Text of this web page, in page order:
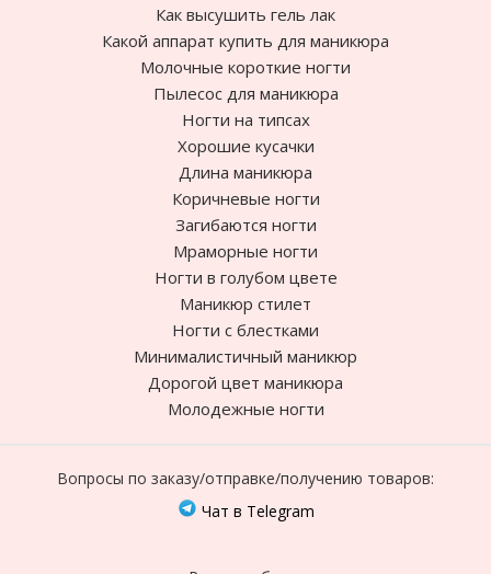
Как высушить гель лак
Какой аппарат купить для маникюра
Молочные короткие ногти
Пылесос для маникюра
Ногти на типсах
Хорошие кусачки
Длина маникюра
Коричневые ногти
Загибаются ногти
Мраморные ногти
Ногти в голубом цвете
Маникюр стилет
Ногти с блестками
Минималистичный маникюр
Дорогой цвет маникюра
Молодежные ногти
Вопросы по заказу/отправке/получению товаров:
Чат в Telegram